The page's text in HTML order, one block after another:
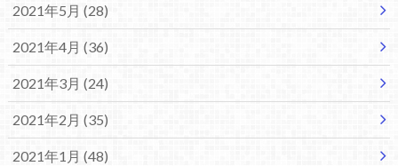
2021年5月 (28)
2021年4月 (36)
2021年3月 (24)
2021年2月 (35)
2021年1月 (48)